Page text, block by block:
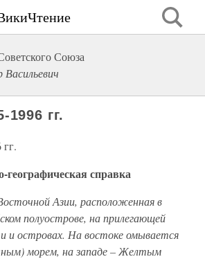
Союза
Васильевич
гг.
географическая справка
Азии, расположенная в
полуострове, на прилегающей
и островах. На востоке омывается
морем, на западе – Желтым